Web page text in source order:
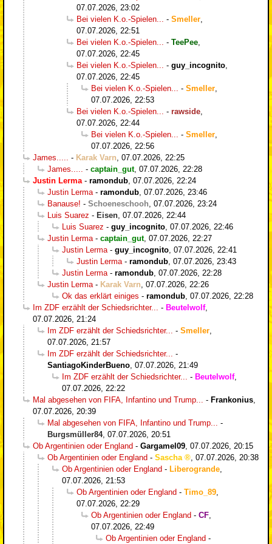
07.07.2026, 23:02
Bei vielen K.o.-Spielen...
- Smeller
07.07.2026, 22:51
Bei vielen K.o.-Spielen...
- TeePee
07.07.2026, 22:45
Bei vielen K.o.-Spielen...
- guy_incognito
07.07.2026, 22:45
Bei vielen K.o.-Spielen...
- Smeller
07.07.2026, 22:53
Bei vielen K.o.-Spielen...
- rawside
07.07.2026, 22:44
Bei vielen K.o.-Spielen...
- Smeller
07.07.2026, 22:56
James.....
- Karak Varn 07.07.2026, 22:25
James.....
- captain_gut, 07.07.2026, 22:28
Justin Lerma - ramondub 07.07.2026, 22:24
Justin Lerma - ramondub 07.07.2026, 23:46
Banause! - Schoeneschooh 07.07.2026, 23:24
Luis Suarez - Eisen 07.07.2026, 22:44
Luis Suarez - guy_incognito 07.07.2026, 22:46
Justin Lerma - captain_gut, 07.07.2026, 22:27
Justin Lerma - guy_incognito 07.07.2026, 22:41
Justin Lerma - ramondub 07.07.2026, 23:43
Justin Lerma - ramondub 07.07.2026, 22:28
Justin Lerma - Karak Varn 07.07.2026, 22:26
Ok das erklärt einiges - ramondub 07.07.2026, 22:28
Im ZDF erzählt der Schiedsrichter...
- Beutelwolf,
07.07.2026, 21:24
Im ZDF erzählt der Schiedsrichter...
- Smeller
07.07.2026, 21:57
Im ZDF erzählt der Schiedsrichter...
-
SantiagoKinderBueno 07.07.2026, 21:49
Im ZDF erzählt der Schiedsrichter...
- Beutelwolf,
07.07.2026, 22:22
Mal abgesehen von FIFA, Infantino und Trump...
- Frankonius
07.07.2026, 20:39
Mal abgesehen von FIFA, Infantino und Trump...
-
Burgsmüller84, 07.07.2026, 20:51
Ob Argentinien oder England - Gargamel09 07.07.2026, 20:15
Ob Argentinien oder England - Sascha
07.07.2026, 20:38
Ob Argentinien oder England - Liberogrande
07.07.2026, 21:53
Ob Argentinien oder England - Timo_89
07.07.2026, 22:29
Ob Argentinien oder England - CF
07.07.2026, 22:49
Ob Argentinien oder England -